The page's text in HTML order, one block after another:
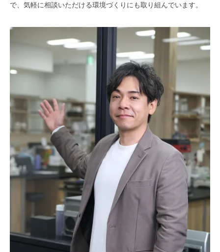
で、気軽に相談いただける環境づくりにも取り組んでいます。